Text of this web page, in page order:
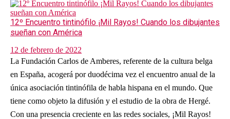
12º Encuentro tintinófilo ¡Mil Rayos! Cuando los dibujantes
sueñan con América
12 de febrero de 2022
La Fundación Carlos de Amberes, referente de la cultura belga
en España, acogerá por duodécima vez el encuentro anual de la
única asociación tintinófila de habla hispana en el mundo. Que
tiene como objeto la difusión y el estudio de la obra de Hergé.
Con una presencia creciente en las redes sociales, ¡Mil Rayos!